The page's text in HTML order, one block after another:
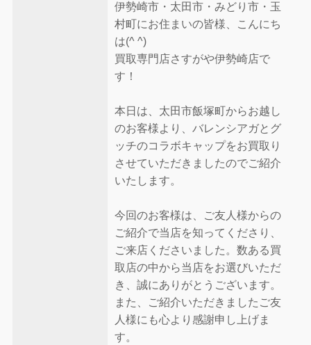
伊勢崎市・太田市・みどり市・玉
村町にお住まいの皆様、こんにち
は(^ ^)
買取専門店さすがや伊勢崎店で
す！
本日は、太田市飯塚町からお越し
のお客様より、バレンシアガとグ
ッチのコラボキャップをお買取り
させていただきましたのでご紹介
いたします。
今回のお客様は、ご友人様からの
ご紹介で当店を知ってくださり、
ご来店くださいました。数ある買
取店の中から当店をお選びいただ
き、誠にありがとうございます。
また、ご紹介いただきましたご友
人様にも心より感謝申し上げま
す。